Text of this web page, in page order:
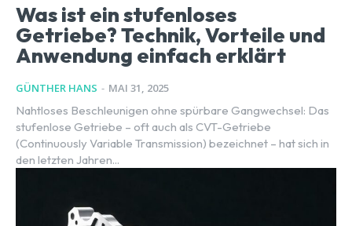
Was ist ein stufenloses
Getriebe? Technik, Vorteile und
Anwendung einfach erklärt
GÜNTHER HANS - MAI 31, 2025
Nahtloses Beschleunigen ohne spürbare Gangwechsel: Das
stufenlose Getriebe – oft auch als CVT-Getriebe
(Continuously Variable Transmission) bezeichnet – hat sich in
den letzten Jahren...